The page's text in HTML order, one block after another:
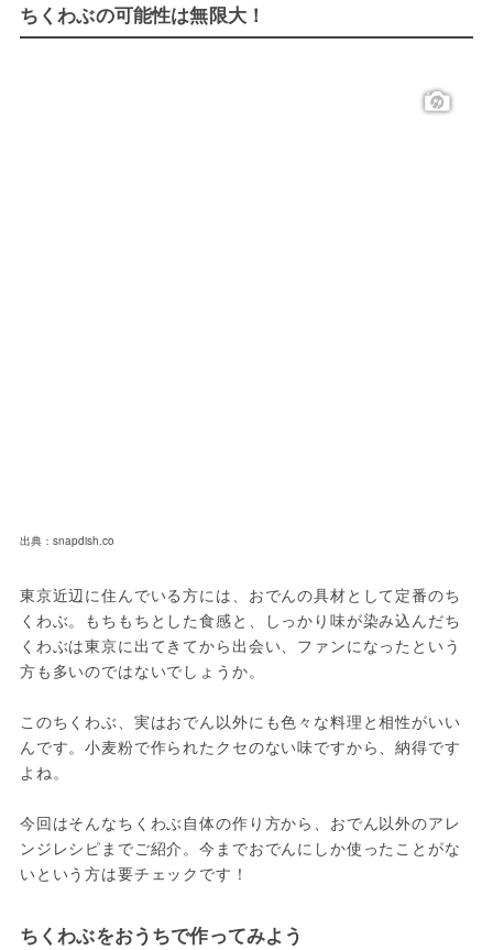
ちくわぶの可能性は無限大！
出典：snapdish.co
東京近辺に住んでいる方には、おでんの具材として定番のち
くわぶ。もちもちとした食感と、しっかり味が染み込んだち
くわぶは東京に出てきてから出会い、ファンになったという
方も多いのではないでしょうか。
このちくわぶ、実はおでん以外にも色々な料理と相性がいい
んです。小麦粉で作られたクセのない味ですから、納得です
よね。
今回はそんなちくわぶ自体の作り方から、おでん以外のアレ
ンジレシピまでご紹介。今までおでんにしか使ったことがな
いという方は要チェックです！
ちくわぶをおうちで作ってみよう